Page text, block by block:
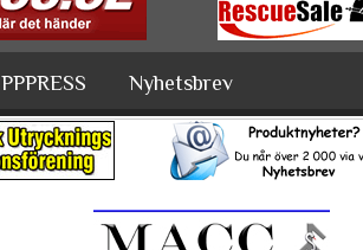
PPPRESS Nyhetsbrev